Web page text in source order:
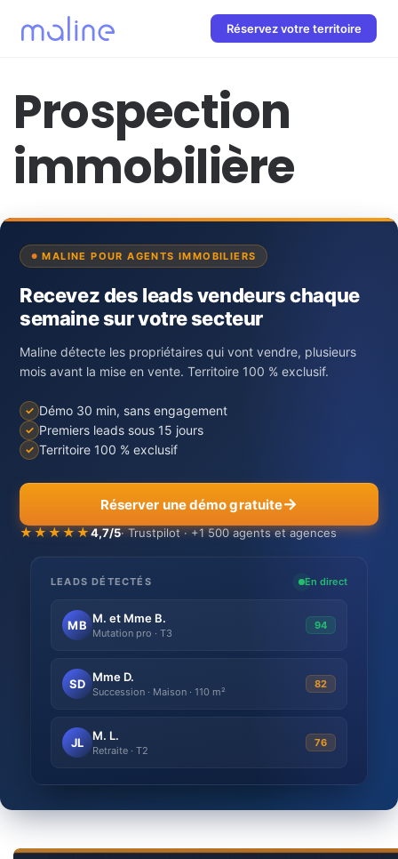
Réservez votre territoire
Prospection
immobilière
MALINE POUR AGENTS IMMOBILIERS
Recevez des leads vendeurs chaque
semaine sur votre secteur
Maline détecte les propriétaires qui vont vendre, plusieurs
mois avant la mise en vente. Territoire 100 % exclusif.
Démo 30 min, sans engagement
Premiers leads sous 15 jours
Territoire 100 % exclusif
Réserver une démo gratuite
★★★★★4,7/5· Trustpilot · +1 500 agents et agences
LEADS DÉTECTÉS En direct
MB
M. et Mme B.
Mutation pro · T3
94
SD
Mme D.
Succession · Maison · 110 m²
82
JL
M. L.
Retraite · T2
76